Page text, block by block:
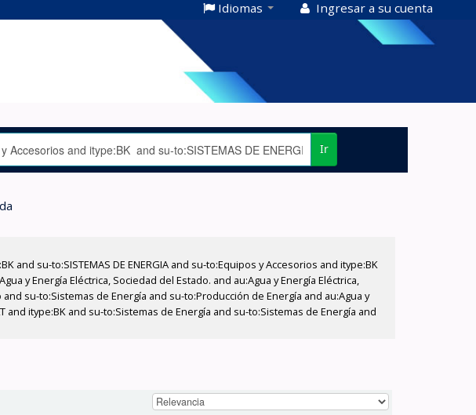
Idiomas Ingresar a su cuenta
Ir
su-to:SISTEMAS DE ENERGIA and su-to:Equipos y Accesorios and itype:BK
y Energía Eléctrica, Sociedad del Estado. and au:Agua y Energía Eléctrica,
su-to:Sistemas de Energía and su-to:Producción de Energía and au:Agua y
and itype:BK and su-to:Sistemas de Energía and su-to:Sistemas de Energía and